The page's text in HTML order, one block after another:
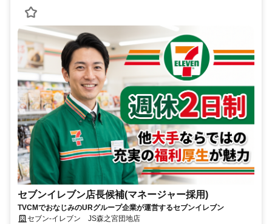
セブンイレブン店長候補(マネージャー採用)
TVCMでおなじみのURグループ企業が運営するセブンイレブン
セブン-イレブン JS森之宮団地店